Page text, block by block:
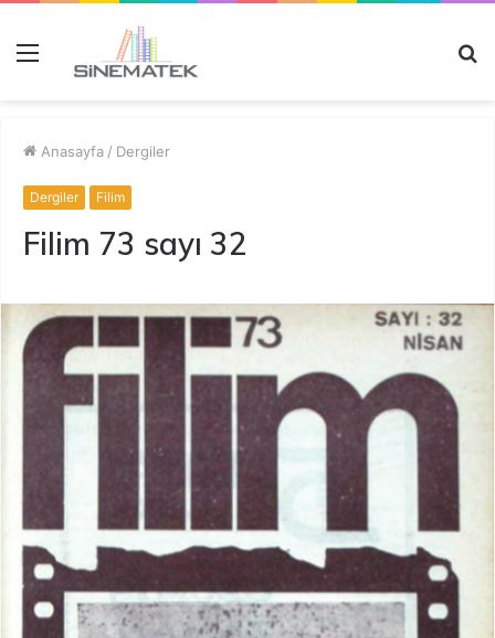
Menü
Anasayfa / Dergiler
Dergiler Filim
Filim 73 sayı 32